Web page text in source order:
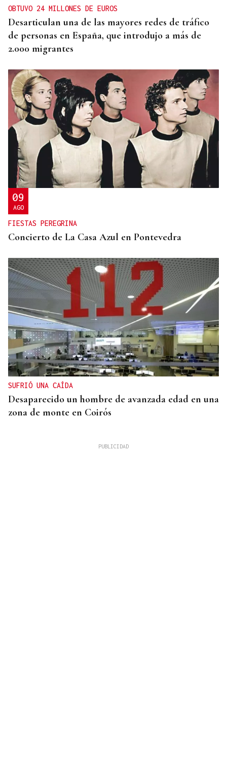
OBTUVO 24 MILLONES DE EUROS
Desarticulan una de las mayores redes de tráfico
de personas en España, que introdujo a más de
2.000 migrantes
09
AGO
FIESTAS PEREGRINA
Concierto de La Casa Azul en Pontevedra
SUFRIÓ UNA CAÍDA
Desaparecido un hombre de avanzada edad en una
zona de monte en Coirós